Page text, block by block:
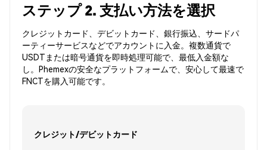
ステップ 2. 支払い方法を選択
クレジットカード、デビットカード、銀行振込、サードパ
ーティーサービスなどでアカウントに入金。複数通貨で
USDTまたは暗号通貨を即時処理可能で、最低入金額な
し。Phemexの安全なプラットフォームで、安心して最速で
FNCTを購入可能です。
クレジット/デビットカード